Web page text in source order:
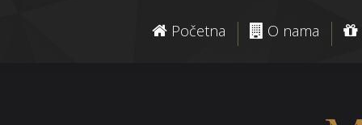
Početna O nama